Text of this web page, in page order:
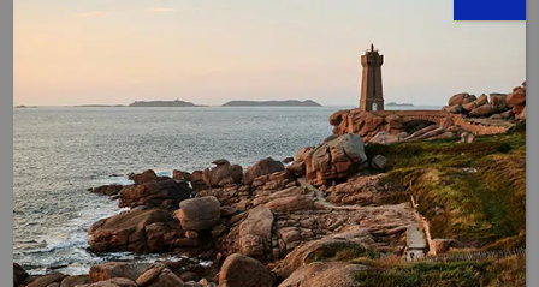
Suite aux grandes marées, on nettoie les plages de
Bourcefranc-Le Chapus et Marennes.
Venez avec votre bonne humeur, vos gants et votre
pique-nique si vous avez envie.
Chaque enfant participant à la collecte recevra un
kit 0 déchet spécialement créé pour cette occasion.
A très vite
L’équipe des insurgés des déchets